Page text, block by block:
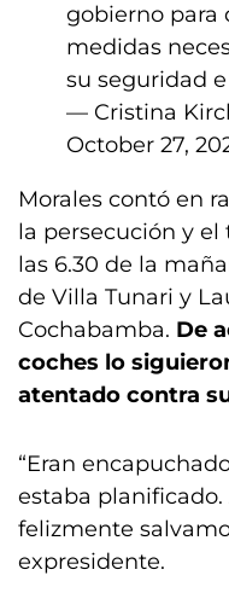
gobierno para
medidas
su seguridad
— Cristina
October 27,
Morales contó en
la persecución y
las 6.30 de la
de Villa Tunari y
Cochabamba. De
coches lo
atentado contra
“Eran
estaba
felizmente
expresidente.